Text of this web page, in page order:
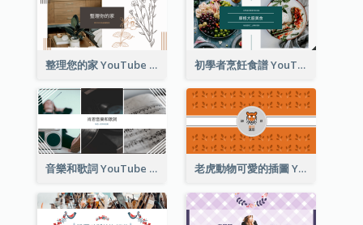
整理您的家 YouTube 頻道圖片 初學者烹飪食譜 YouTube 頻道圖片
音樂和歌詞 YouTube 頻道圖片 老虎動物可愛的插圖 YouTube 頻道圖片